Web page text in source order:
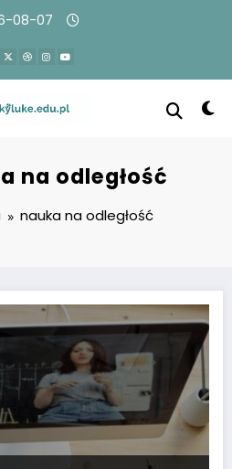
08-07
na odległość
nauka na odległość